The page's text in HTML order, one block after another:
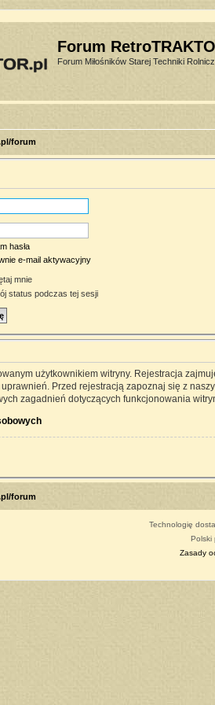
Forum
Forum Miłośników Starej Techniki
forum
hasła
e-mail aktywacyjny
mnie
status podczas tej sesji
użytkownikiem witryny. Rejestracja
Przed rejestracją zapoznaj się z
zagadnień dotyczących funkcjonowania
forum
Technologię
Polski
Zasady